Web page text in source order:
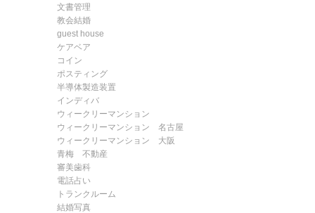
文書管理
教会結婚
guest house
ケアベア
コイン
ポスティング
半導体製造装置
インディバ
ウィークリーマンション
ウィークリーマンション 名古屋
ウィークリーマンション 大阪
青梅 不動産
審美歯科
電話占い
トランクルーム
結婚写真